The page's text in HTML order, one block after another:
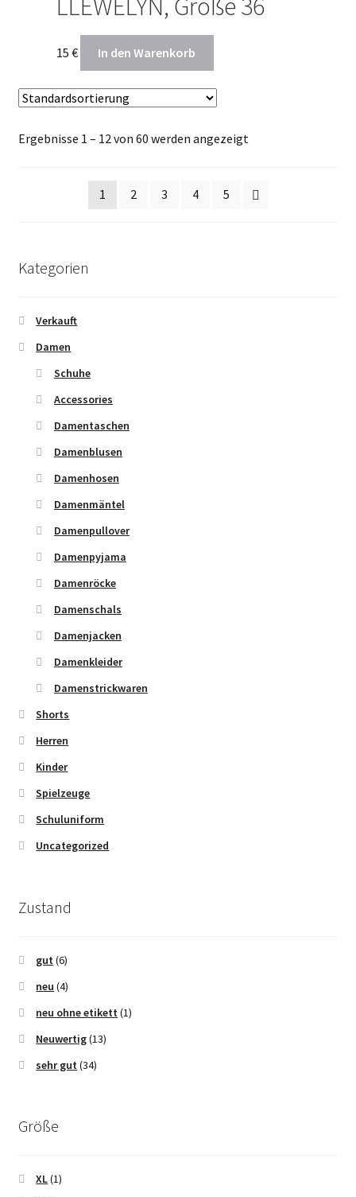
15 € In den Warenkorb
Ergebnisse 1 – 12 von 60 werden angezeigt
1 2 3 4 5
Kategorien
Verkauft
Damen
Schuhe
Accessories
Damentaschen
Damenblusen
Damenhosen
Damenmäntel
Damenpullover
Damenpyjama
Damenröcke
Damenschals
Damenjacken
Damenkleider
Damenstrickwaren
Shorts
Herren
Kinder
Spielzeuge
Schuluniform
Uncategorized
Zustand
gut (6)
neu (4)
neu ohne etikett (1)
Neuwertig(13)
sehr gut (34)
Größe
XL(1)